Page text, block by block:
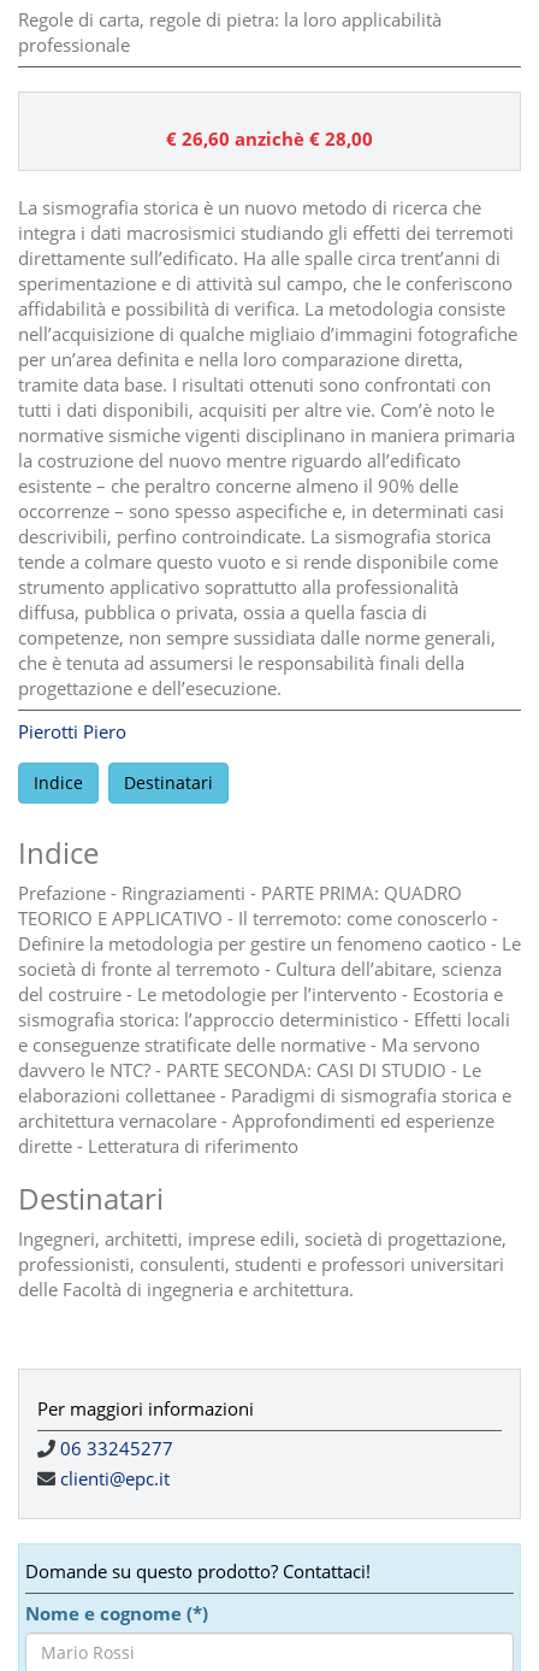
Regole di carta, regole di pietra: la loro applicabilità
professionale
€ 26,60 anzichè € 28,00
La sismografia storica è un nuovo metodo di ricerca che
integra i dati macrosismici studiando gli effetti dei terremoti
direttamente sull’edificato. Ha alle spalle circa trent’anni di
sperimentazione e di attività sul campo, che le conferiscono
affidabilità e possibilità di verifica. La metodologia consiste
nell’acquisizione di qualche migliaio d’immagini fotografiche
per un’area definita e nella loro comparazione diretta,
tramite data base. I risultati ottenuti sono confrontati con
tutti i dati disponibili, acquisiti per altre vie. Com’è noto le
normative sismiche vigenti disciplinano in maniera primaria
la costruzione del nuovo mentre riguardo all’edificato
esistente – che peraltro concerne almeno il 90% delle
occorrenze – sono spesso aspecifiche e, in determinati casi
descrivibili, perfino controindicate. La sismografia storica
tende a colmare questo vuoto e si rende disponibile come
strumento applicativo soprattutto alla professionalità
diffusa, pubblica o privata, ossia a quella fascia di
competenze, non sempre sussidiata dalle norme generali,
che è tenuta ad assumersi le responsabilità finali della
progettazione e dell’esecuzione.
Pierotti Piero
Indice Destinatari
Indice
Prefazione - Ringraziamenti - PARTE PRIMA: QUADRO
TEORICO E APPLICATIVO - Il terremoto: come conoscerlo -
Definire la metodologia per gestire un fenomeno caotico - Le
società di fronte al terremoto - Cultura dell’abitare, scienza
del costruire - Le metodologie per l’intervento - Ecostoria e
sismografia storica: l’approccio deterministico - Effetti locali
e conseguenze stratificate delle normative - Ma servono
davvero le NTC? - PARTE SECONDA: CASI DI STUDIO - Le
elaborazioni collettanee - Paradigmi di sismografia storica e
architettura vernacolare - Approfondimenti ed esperienze
dirette - Letteratura di riferimento
Destinatari
Ingegneri, architetti, imprese edili, società di progettazione,
professionisti, consulenti, studenti e professori universitari
delle Facoltà di ingegneria e architettura.
Per maggiori informazioni
06 33245277
clienti@epc.it
Domande su questo prodotto? Contattaci!
Nome e cognome (*)